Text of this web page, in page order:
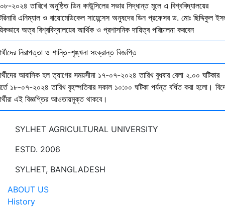
২০২৪ তারিখে অনুষ্ঠিত ডিন কাউন্সিলের সভার সিদ্ধান্ত মূলে এ বিশ্ববিদ্যালয়ের
এনিম্যাল ও বায়োমেডিকেল সায়েন্সেস অনুষদের ডিন প্রফেসর ড. মোঃ ছিদ্দিকুল
অত্র বিশ্ববিদ্যালয়ের আর্থিক ও প্রশাসনিক দায়িত্ব পরিচালনা করবেন
নিরাপত্তা ও শান্তি-শৃঙ্খলা সংক্রান্ত বিজ্ঞপ্তি
আবাসিক হল ত্যাগের সময়সীমা ১৭-০৭-২০২৪ তারিখ বুধবার বেলা ২.০০ ঘটিকার
১৮-০৭-২০২৪ তারিখ বৃহস্পতিবার সকাল ১০:০০ ঘটিকা পর্যন্ত বর্ধিত করা হলো।
এই বিজ্ঞপ্তির আওতায়মুক্ত থাকবে।
SYLHET AGRICULTURAL UNIVERSITY
ESTD. 2006
SYLHET, BANGLADESH
ABOUT US
History